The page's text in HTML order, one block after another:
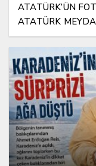
ATATÜRK’ÜN
ATATÜRK
YAŞATILIYOR